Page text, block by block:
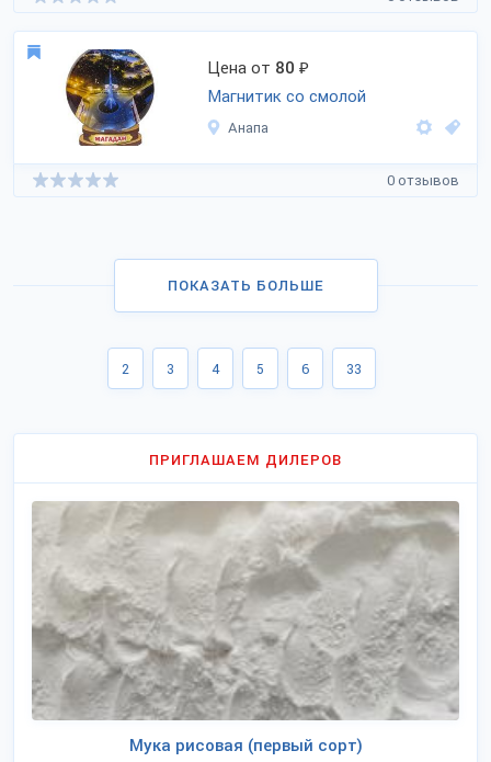
Цена от 80 ₽
Магнитик со смолой
Анапа
0 отзывов
ПОКАЗАТЬ БОЛЬШЕ
2 3 4 5 6 33
ПРИГЛАШАЕМ ДИЛЕРОВ
Мука рисовая (первый сорт)